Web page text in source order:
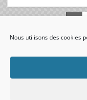
Nous utilisons des cookies
visiteurs